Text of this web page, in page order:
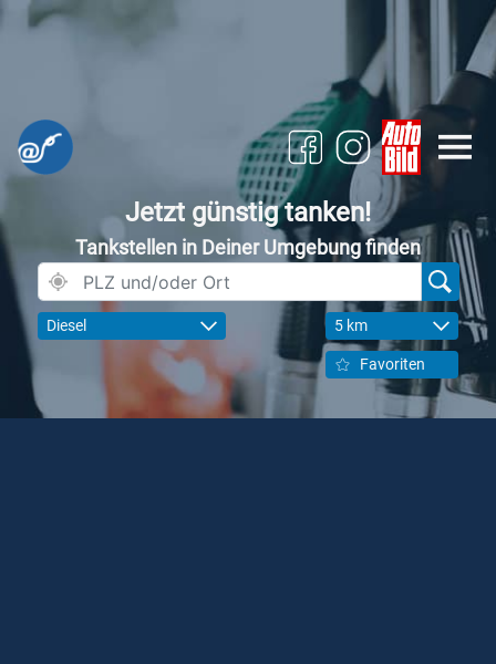
Jetzt günstig tanken!
Tankstellen in Deiner Umgebung finden
Diesel 5 km
Favoriten